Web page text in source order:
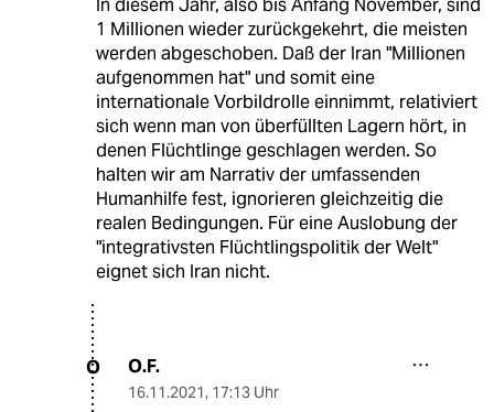
In diesem Jahr, also bis Anfang November, sind
1 Millionen wieder zurückgekehrt, die meisten
werden abgeschoben. Daß der Iran "Millionen
aufgenommen hat" und somit eine
internationale Vorbildrolle einnimmt, relativiert
sich wenn man von überfüllten Lagern hört, in
denen Flüchtlinge geschlagen werden. So
halten wir am Narrativ der umfassenden
Humanhilfe fest, ignorieren gleichzeitig die
realen Bedingungen. Für eine Auslobung der
"integrativsten Flüchtlingspolitik der Welt"
eignet sich Iran nicht.
O O.F.
16.11.2021, 17:13 Uhr